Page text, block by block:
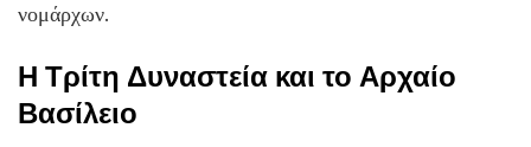
νομάρχων.
Η Τρίτη Δυναστεία και το Αρχαίο
Βασίλειο